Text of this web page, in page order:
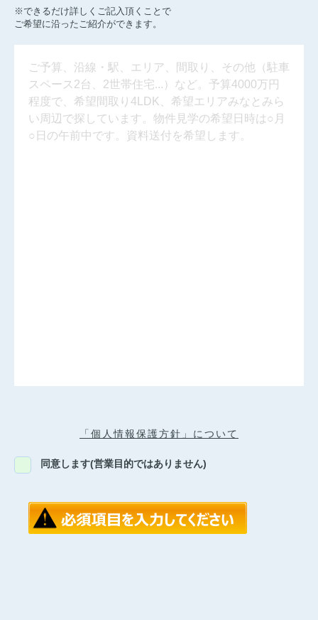
※できるだけ詳しくご記入頂くことで
ご希望に沿ったご紹介ができます。
「個人情報保護方針」について
同意します(営業目的ではありません)